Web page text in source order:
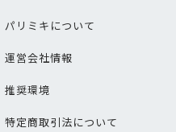
パリミキについて
運営会社情報
推奨環境
特定商取引法について